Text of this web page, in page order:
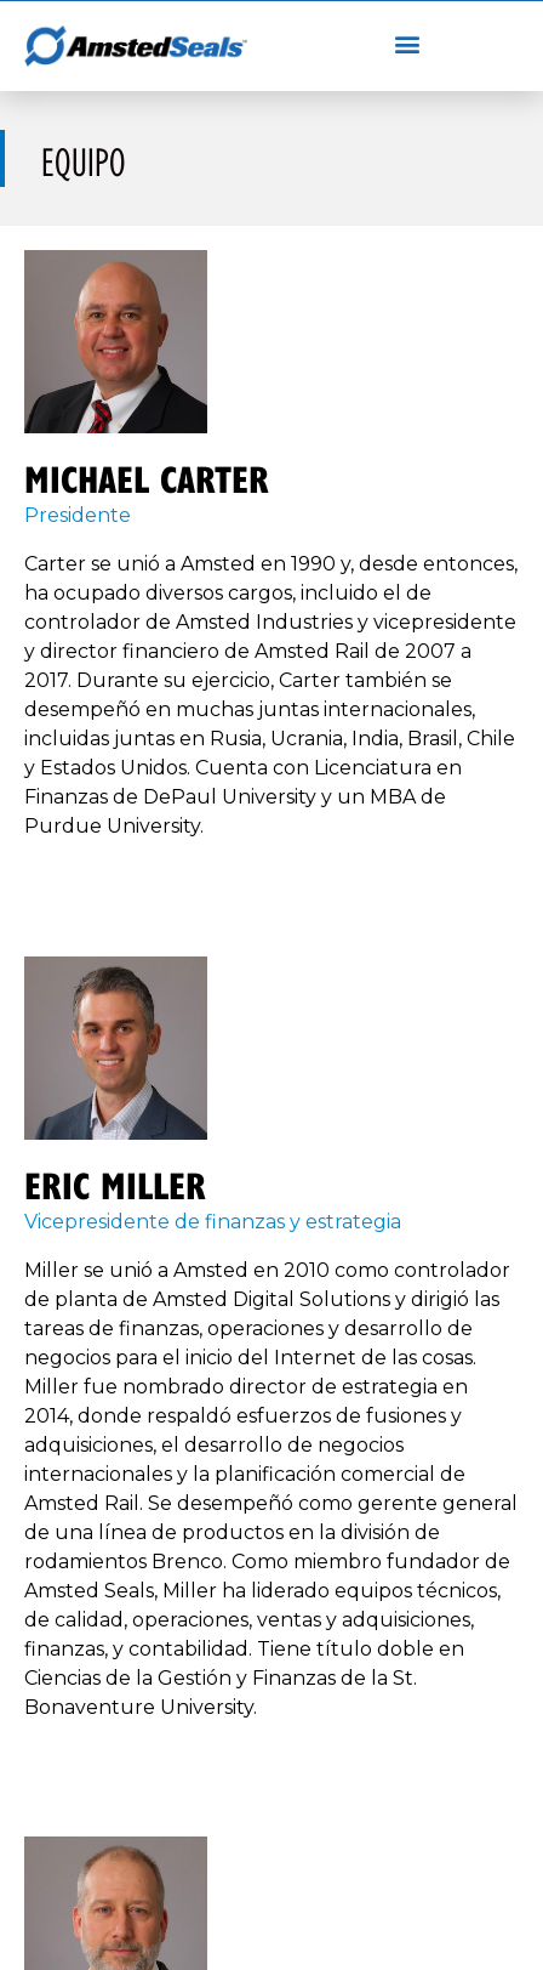
EQUIPO
MICHAEL CARTER
Presidente
Carter se unió a Amsted en 1990 y, desde entonces,
ha ocupado diversos cargos, incluido el de
controlador de Amsted Industries y vicepresidente
y director financiero de Amsted Rail de 2007 a
2017. Durante su ejercicio, Carter también se
desempeñó en muchas juntas internacionales,
incluidas juntas en Rusia, Ucrania, India, Brasil, Chile
y Estados Unidos. Cuenta con Licenciatura en
Finanzas de DePaul University y un MBA de
Purdue University.
ERIC MILLER
Vicepresidente de finanzas y estrategia
Miller se unió a Amsted en 2010 como controlador
de planta de Amsted Digital Solutions y dirigió las
tareas de finanzas, operaciones y desarrollo de
negocios para el inicio del Internet de las cosas.
Miller fue nombrado director de estrategia en
2014, donde respaldó esfuerzos de fusiones y
adquisiciones, el desarrollo de negocios
internacionales y la planificación comercial de
Amsted Rail. Se desempeñó como gerente general
de una línea de productos en la división de
rodamientos Brenco. Como miembro fundador de
Amsted Seals, Miller ha liderado equipos técnicos,
de calidad, operaciones, ventas y adquisiciones,
finanzas, y contabilidad. Tiene título doble en
Ciencias de la Gestión y Finanzas de la St.
Bonaventure University.